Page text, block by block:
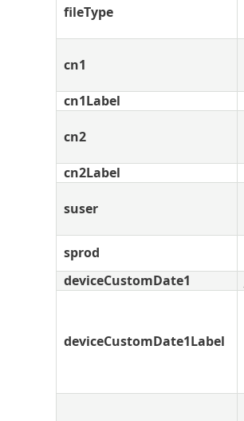
fileType
cn1
cn1Label
cn2
cn2Label
suser
sprod
deviceCustomDate1
deviceCustomDate1Label